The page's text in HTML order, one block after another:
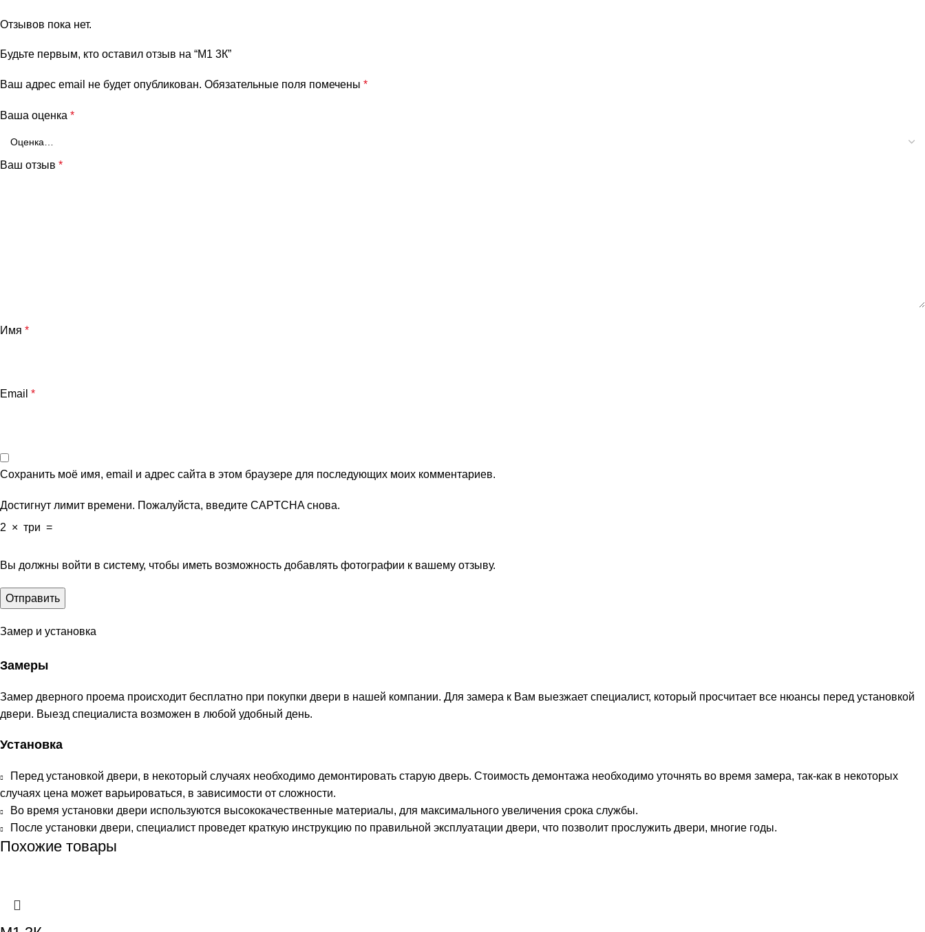
Отзывов пока нет.
Будьте первым, кто оставил отзыв на “M1 3К”
Ваш адрес email не будет опубликован. Обязательные поля помечены *
Ваша оценка *
Ваш отзыв *
Имя *
Email *
Сохранить моё имя, email и адрес сайта в этом браузере для последующих моих комментариев.
Достигнут лимит времени. Пожалуйста, введите CAPTCHA снова.
2 × три =
Вы должны войти в систему, чтобы иметь возможность добавлять фотографии к вашему отзыву.
Замер и установка
Замеры
Замер дверного проема происходит бесплатно при покупки двери в нашей компании. Для замера к Вам выезжает специалист, который просчитает все нюансы перед установкой
двери. Выезд специалиста возможен в любой удобный день.
Установка
Перед установкой двери, в некоторый случаях необходимо демонтировать старую дверь. Стоимость демонтажа необходимо уточнять во время замера, так-как в некоторых
случаях цена может варьироваться, в зависимости от сложности.
Во время установки двери используются высококачественные материалы, для максимального увеличения срока службы.
После установки двери, специалист проведет краткую инструкцию по правильной эксплуатации двери, что позволит прослужить двери, многие годы.
Похожие товары